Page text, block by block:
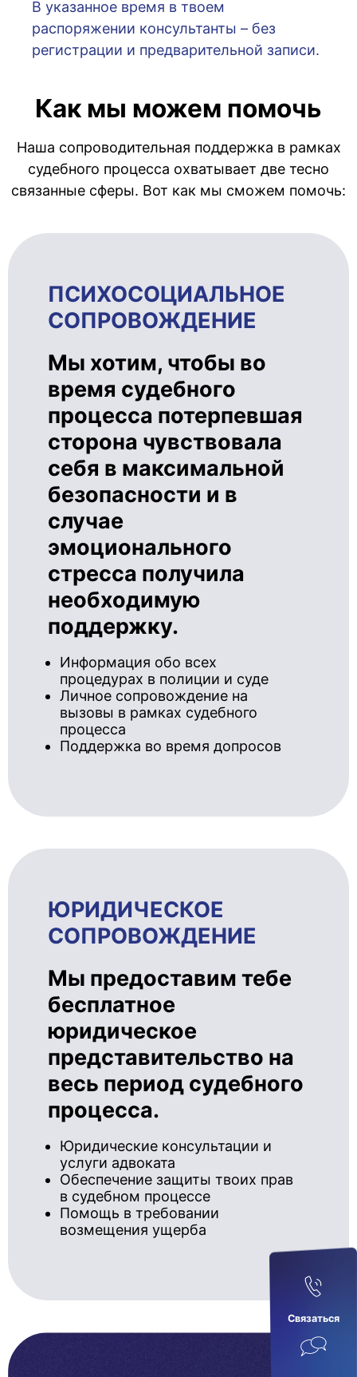
Связаться
В указанное время в твоем
распоряжении консультанты – без
регистрации и предварительной записи.
Как мы можем помочь
Наша сопроводительная поддержка в рамках
судебного процесса охватывает две тесно
связанные сферы. Вот как мы сможем помочь:
ПСИХОСОЦИ­АЛЬ­НОЕ
СОПРОВОЖ­ДЕ­НИЕ
Мы хотим, чтобы во
время судебного
процесса потерпевшая
сторона чувствовала
себя в максимальной
безопасности и в
случае
эмоционального
стресса получила
необходимую
поддержку.
Информация обо всех
процедурах в полиции и суде
Личное сопровождение на
вызовы в рамках судебного
процесса
Поддержка во время допросов
ЮРИДИЧЕ­СКОЕ
СОПРОВОЖ­ДЕ­НИЕ
Мы предоставим тебе
бесплатное
юридическое
представительство на
весь период судебного
процесса.
Юридические консультации и
услуги адвоката
Обеспечение защиты твоих прав
в судебном процессе
Помощь в требовании
возмещения ущерба